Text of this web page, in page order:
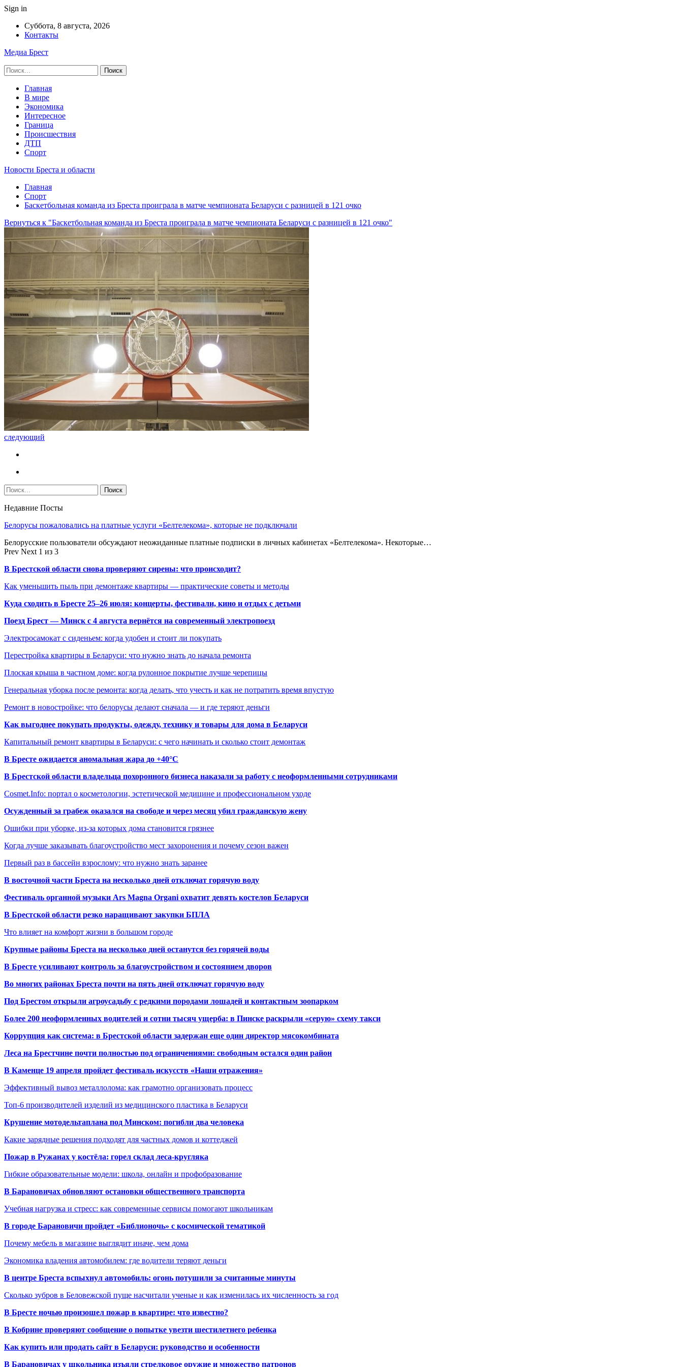
Sign in
Суббота, 8 августа, 2026
Контакты
Медиа Брест
Главная
В мире
Экономика
Интересное
Граница
Происшествия
ДТП
Спорт
Новости Бреста и области
Главная
Спорт
Баскетбольная команда из Бреста проиграла в матче чемпионата Беларуси с разницей в 121 очко
Вернуться к "Баскетбольная команда из Бреста проиграла в матче чемпионата Беларуси с разницей в 121 очко"
следующий
Недавние Посты
Белорусы пожаловались на платные услуги «Белтелекома», которые не подключали
Белорусские пользователи обсуждают неожиданные платные подписки в личных кабинетах «Белтелекома». Некоторые…
Prev Next 1 из 3
В Брестской области снова проверяют сирены: что происходит?
Как уменьшить пыль при демонтаже квартиры — практические советы и методы
Куда сходить в Бресте 25–26 июля: концерты, фестивали, кино и отдых с детьми
Поезд Брест — Минск с 4 августа вернётся на современный электропоезд
Электросамокат с сиденьем: когда удобен и стоит ли покупать
Перестройка квартиры в Беларуси: что нужно знать до начала ремонта
Плоская крыша в частном доме: когда рулонное покрытие лучше черепицы
Генеральная уборка после ремонта: когда делать, что учесть и как не потратить время впустую
Ремонт в новостройке: что белорусы делают сначала — и где теряют деньги
Как выгоднее покупать продукты, одежду, технику и товары для дома в Беларуси
Капитальный ремонт квартиры в Беларуси: с чего начинать и сколько стоит демонтаж
В Бресте ожидается аномальная жара до +40°C
В Брестской области владельца похоронного бизнеса наказали за работу с неоформленными сотрудниками
Cosmet.Info: портал о косметологии, эстетической медицине и профессиональном уходе
Осужденный за грабеж оказался на свободе и через месяц убил гражданскую жену
Ошибки при уборке, из-за которых дома становится грязнее
Когда лучше заказывать благоустройство мест захоронения и почему сезон важен
Первый раз в бассейн взрослому: что нужно знать заранее
В восточной части Бреста на несколько дней отключат горячую воду
Фестиваль органной музыки Ars Magna Organi охватит девять костелов Беларуси
В Брестской области резко наращивают закупки БПЛА
Что влияет на комфорт жизни в большом городе
Крупные районы Бреста на несколько дней останутся без горячей воды
В Бресте усиливают контроль за благоустройством и состоянием дворов
Во многих районах Бреста почти на пять дней отключат горячую воду
Под Брестом открыли агроусадьбу с редкими породами лошадей и контактным зоопарком
Более 200 неоформленных водителей и сотни тысяч ущерба: в Пинске раскрыли «серую» схему такси
Коррупция как система: в Брестской области задержан еще один директор мясокомбината
Леса на Брестчине почти полностью под ограничениями: свободным остался один район
В Каменце 19 апреля пройдет фестиваль искусств «Наши отражения»
Эффективный вывоз металлолома: как грамотно организовать процесс
Топ-6 производителей изделий из медицинского пластика в Беларуси
Крушение мотодельтаплана под Минском: погибли два человека
Какие зарядные решения подходят для частных домов и коттеджей
Пожар в Ружанах у костёла: горел склад леса-кругляка
Гибкие образовательные модели: школа, онлайн и профобразование
В Барановичах обновляют остановки общественного транспорта
Учебная нагрузка и стресс: как современные сервисы помогают школьникам
В городе Барановичи пройдет «Библионочь» с космической тематикой
Почему мебель в магазине выглядит иначе, чем дома
Экономика владения автомобилем: где водители теряют деньги
В центре Бреста вспыхнул автомобиль: огонь потушили за считанные минуты
Сколько зубров в Беловежской пуще насчитали ученые и как изменилась их численность за год
В Бресте ночью произошел пожар в квартире: что известно?
В Кобрине проверяют сообщение о попытке увезти шестилетнего ребенка
Как купить или продать сайт в Беларуси: руководство и особенности
В Барановичах у школьника изъяли стрелковое оружие и множество патронов